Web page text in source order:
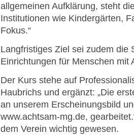
allgemeinen Aufklärung, steht
Institutionen wie Kindergärten,
Fokus.“
Langfristiges Ziel sei zudem die
Einrichtungen für Menschen mit
Der Kurs stehe auf
Haubrichs und ergänzt: „Die
an unserem Erscheinungsbild
www.achtsam-mg.de,
dem Verein wichtig gewesen.